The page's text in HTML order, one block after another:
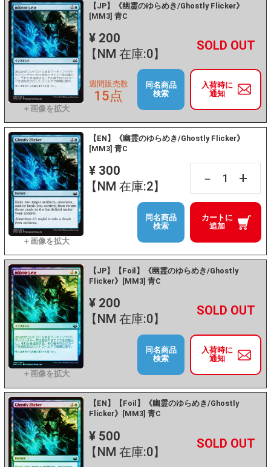
【JP】《幽霊のゆらめき/Ghostly Flicker》
[MM3] 青C
¥ 200
【NM 在庫:0】
－ +
入荷時に
通知
週間販売数
15点
同名商品
検索
【EN】《幽霊のゆらめき/Ghostly Flicker》
[MM3] 青C
¥ 300
【NM 在庫:2】
－ +
カートに
追加
同名商品
検索
【JP】【Foil】《幽霊のゆらめき/Ghostly
Flicker》[MM3] 青C
¥ 200
【NM 在庫:0】
－ +
入荷時に
通知
同名商品
検索
【EN】【Foil】《幽霊のゆらめき/Ghostly
Flicker》[MM3] 青C
¥ 500
【NM 在庫:0】
－ +